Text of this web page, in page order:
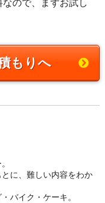
ので、まずお試し
もりへ
に、難しい内容をわか
バイク・ケーキ。